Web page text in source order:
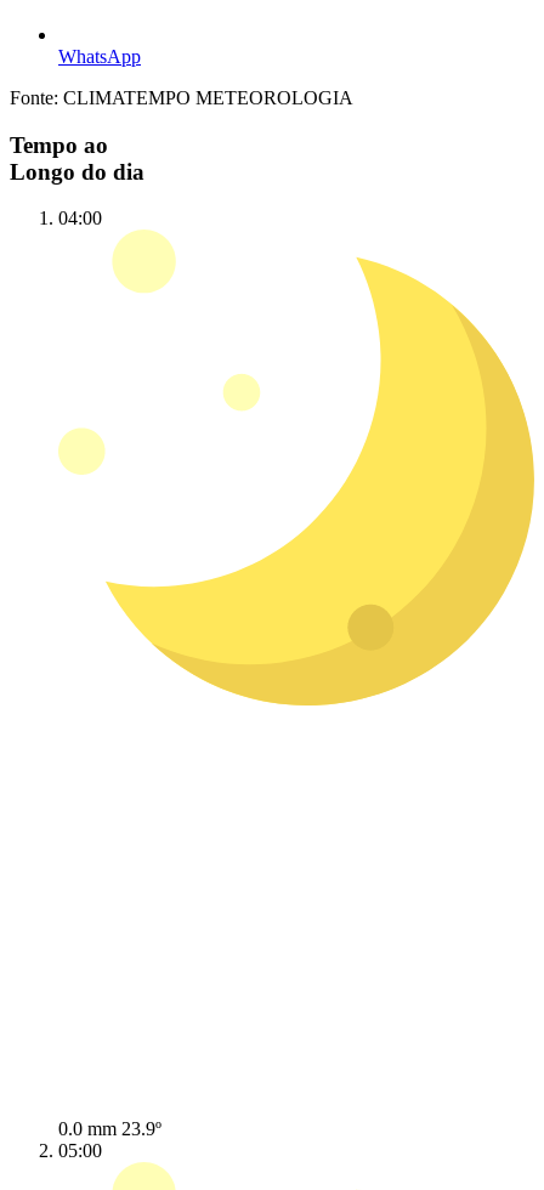
WhatsApp
Fonte: CLIMATEMPO METEOROLOGIA
Tempo ao
Longo do dia
04:00
0.0 mm 23.9º
05:00